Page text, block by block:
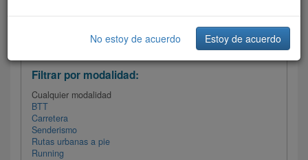
Filtrar las rutas
Filtrar por modalidad:
Cualquier modalidad
BTT
Carretera
Senderismo
Rutas urbanas a pie
Running
No estoy de acuerdo Estoy de acuerdo